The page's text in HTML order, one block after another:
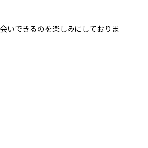
いできるのを楽しみにしておりま